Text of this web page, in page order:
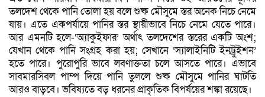
তলদেশ থেকে পানি তোলা হয় বলে শুষ্ক মৌসুমে স্তর অনেক নিচে নেমে
যায়। এতে একপর্যায়ে পানির স্তর স্থায়ীভাবে নিচে নেমে যেতে পারে।
আর এমনটি হলে-‘অ্যাকুইফার’ অর্থাৎ তলদেশের স্তরের একটি অংশ;
যেখান থেকে পানি সংগ্রহ করা হয়; সেখানে ‘স্যালাইনিটি ইনট্রুইশন’
হতে পারে। পুরোপুরি ভাবে লবণাক্ততা চলে আসতে পারে। এভাবে
সাবমারসিবল পাম্প দিয়ে পানি তুললে শুষ্ক মৌসুমে পানির ঘাটতি
আরও বাড়বে। ভবিষ্যতে বড় ধরনের প্রাকৃতিক বিপর্যয়ের শঙ্কা রয়েছে।